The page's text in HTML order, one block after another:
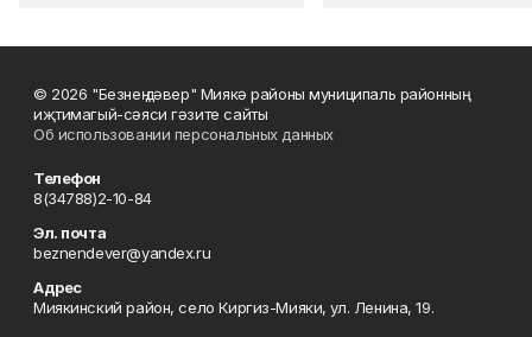
© 2026 "Безнең дәвер" Миякә районы муниципаль районның
иҗтимагый-сәяси гәзите сайты
Об использовании персональных данных
Телефон
8(34788)2-10-84
Эл. почта
beznendever@yandex.ru
Адрес
Миякинский район, село Киргиз-Мияки, ул. Ленина, 19.